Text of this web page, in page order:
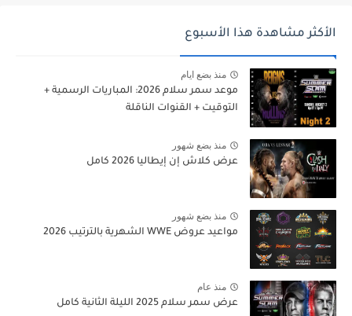
الأكثر مشاهدة هذا الأسبوع
منذ بضع ايام
موعد سمر سلام 2026: المباريات الرسمية +
التوقيت + القنوات الناقلة
منذ بضع شهور
عرض كلاش إن إيطاليا 2026 كامل
منذ بضع شهور
مواعيد عروض WWE الشهرية بالترتيب 2026
منذ عام
عرض سمر سلام 2025 الليلة الثانية كامل